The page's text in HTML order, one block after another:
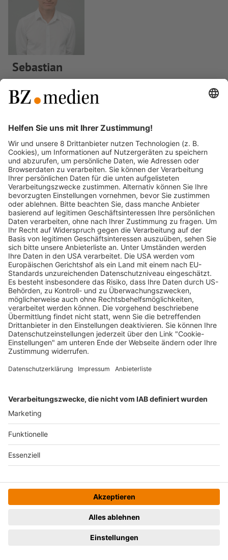
Sebastian
Raphaela
bornemann 17.10.2024
Peter
bornemann 17.10.2024
Nina
bornemann
Jonas